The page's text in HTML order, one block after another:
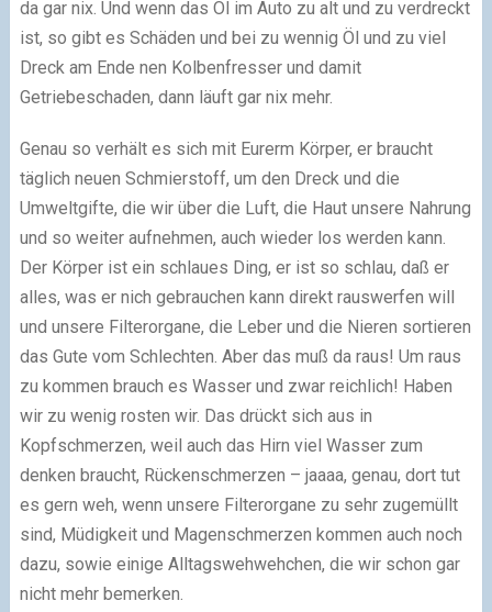
da gar nix. Und wenn das Öl im Auto zu alt und zu verdreckt
ist, so gibt es Schäden und bei zu wennig Öl und zu viel
Dreck am Ende nen Kolbenfresser und damit
Getriebeschaden, dann läuft gar nix mehr.
Genau so verhält es sich mit Eurerm Körper, er braucht
täglich neuen Schmierstoff, um den Dreck und die
Umweltgifte, die wir über die Luft, die Haut unsere Nahrung
und so weiter aufnehmen, auch wieder los werden kann.
Der Körper ist ein schlaues Ding, er ist so schlau, daß er
alles, was er nich gebrauchen kann direkt rauswerfen will
und unsere Filterorgane, die Leber und die Nieren sortieren
das Gute vom Schlechten. Aber das muß da raus! Um raus
zu kommen brauch es Wasser und zwar reichlich! Haben
wir zu wenig rosten wir. Das drückt sich aus in
Kopfschmerzen, weil auch das Hirn viel Wasser zum
denken braucht, Rückenschmerzen – jaaaa, genau, dort tut
es gern weh, wenn unsere Filterorgane zu sehr zugemüllt
sind, Müdigkeit und Magenschmerzen kommen auch noch
dazu, sowie einige Alltagswehwehchen, die wir schon gar
nicht mehr bemerken.